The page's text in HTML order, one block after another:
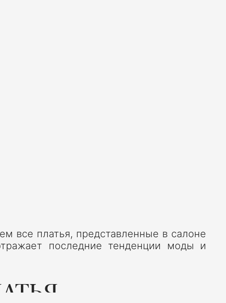
все платья, представленные в салоне
последние тенденции моды и